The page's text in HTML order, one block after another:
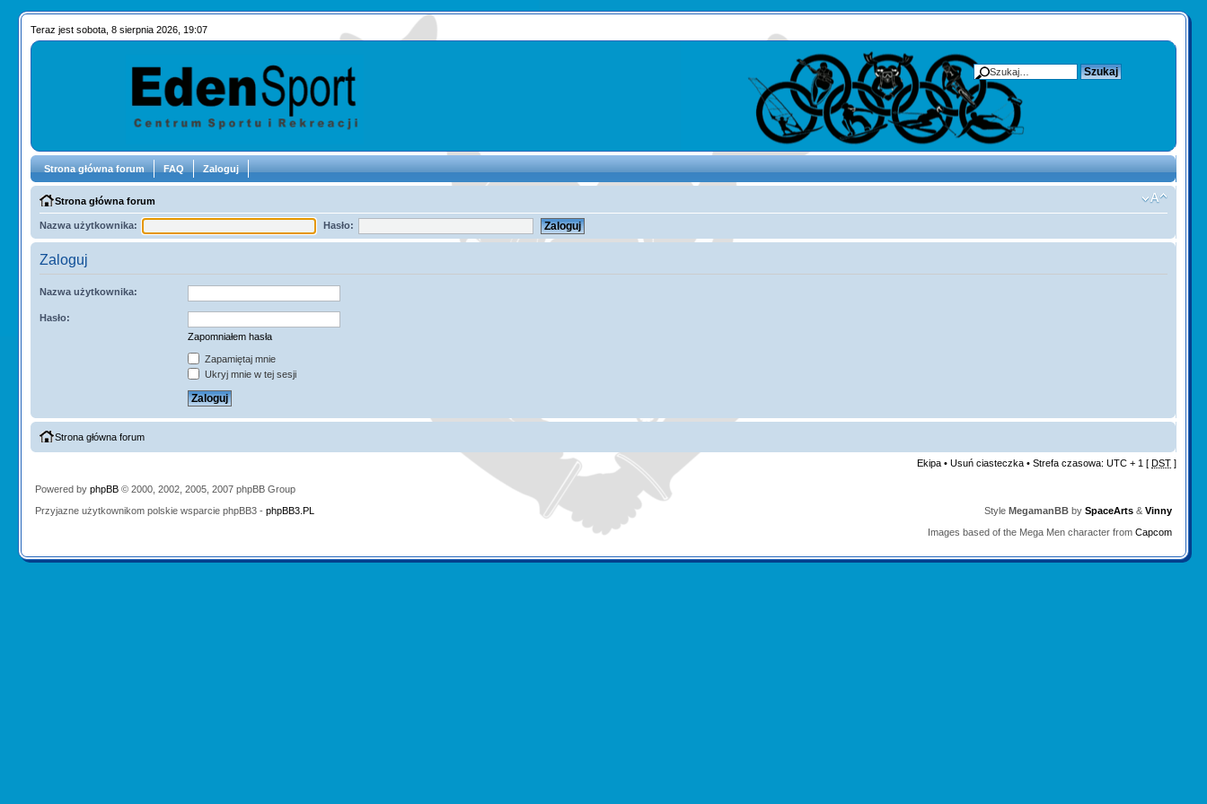
Teraz jest sobota, 8 sierpnia 2026, 19:07
Strona główna forum FAQ Zaloguj
Strona główna forum
Nazwa użytkownika: Hasło:
Zaloguj
Nazwa użytkownika:
Hasło:
Zapomniałem hasła
Zapamiętaj mnie
Ukryj mnie w tej sesji
Strona główna forum
Ekipa •Usuń ciasteczka • Strefa czasowa: UTC + 1 [DST ]
Powered by phpBB© 2000, 2002, 2005, 2007 phpBB Group
Przyjazne użytkownikom polskie wsparcie phpBB3 - phpBB3.PL StyleMegamanBB bySpaceArts &Vinny
Images based of the Mega Men character fromCapcom